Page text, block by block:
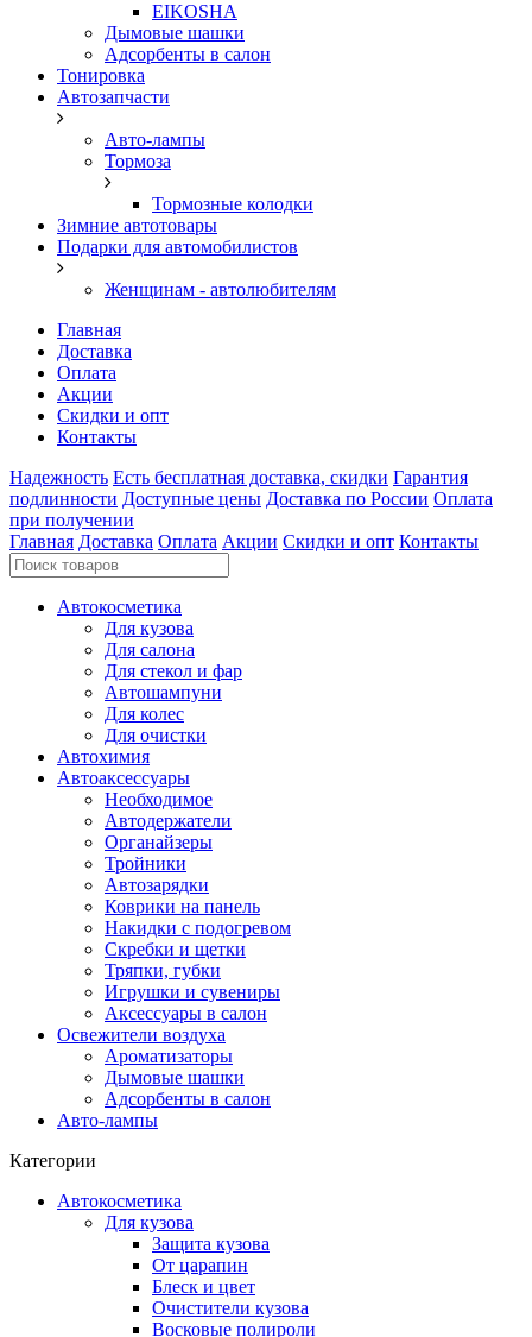
EIKOSHA
Дымовые шашки
Адсорбенты в салон
Тонировка
Автозапчасти
Авто-лампы
Тормоза
Тормозные колодки
Зимние автотовары
Подарки для автомобилистов
Женщинам - автолюбителям
Главная
Доставка
Оплата
Акции
Скидки и опт
Контакты
Надежность Есть бесплатная доставка, скидки Гарантия
подлинности Доступные цены Доставка по России Оплата
при получении
Главная Доставка Оплата Акции Скидки и опт Контакты
Автокосметика
Для кузова
Для салона
Для стекол и фар
Автошампуни
Для колес
Для очистки
Автохимия
Автоаксессуары
Необходимое
Автодержатели
Органайзеры
Тройники
Автозарядки
Коврики на панель
Накидки с подогревом
Скребки и щетки
Тряпки, губки
Игрушки и сувениры
Аксессуары в салон
Освежители воздуха
Ароматизаторы
Дымовые шашки
Адсорбенты в салон
Авто-лампы
Категории
Автокосметика
Для кузова
Защита кузова
От царапин
Блеск и цвет
Очистители кузова
Восковые полироли